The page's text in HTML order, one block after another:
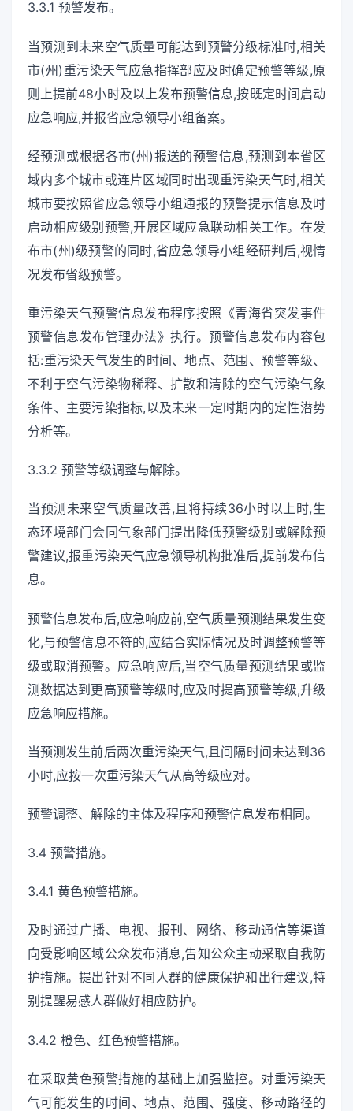
3.3.1 预警发布。
当预测到未来空气质量可能达到预警分级标准时,相关
市(州)重污染天气应急指挥部应及时确定预警等级,原
则上提前48小时及以上发布预警信息,按既定时间启动
应急响应,并报省应急领导小组备案。
经预测或根据各市(州)报送的预警信息,预测到本省区
域内多个城市或连片区域同时出现重污染天气时,相关
城市要按照省应急领导小组通报的预警提示信息及时
启动相应级别预警,开展区域应急联动相关工作。在发
布市(州)级预警的同时,省应急领导小组经研判后,视情
况发布省级预警。
重污染天气预警信息发布程序按照《青海省突发事件
预警信息发布管理办法》执行。预警信息发布内容包
括:重污染天气发生的时间、地点、范围、预警等级、
不利于空气污染物稀释、扩散和清除的空气污染气象
条件、主要污染指标,以及未来一定时期内的定性潜势
分析等。
3.3.2 预警等级调整与解除。
当预测未来空气质量改善,且将持续36小时以上时,生
态环境部门会同气象部门提出降低预警级别或解除预
警建议,报重污染天气应急领导机构批准后,提前发布信
息。
预警信息发布后,应急响应前,空气质量预测结果发生变
化,与预警信息不符的,应结合实际情况及时调整预警等
级或取消预警。应急响应后,当空气质量预测结果或监
测数据达到更高预警等级时,应及时提高预警等级,升级
应急响应措施。
当预测发生前后两次重污染天气,且间隔时间未达到36
小时,应按一次重污染天气从高等级应对。
预警调整、解除的主体及程序和预警信息发布相同。
3.4 预警措施。
3.4.1 黄色预警措施。
及时通过广播、电视、报刊、网络、移动通信等渠道
向受影响区域公众发布消息,告知公众主动采取自我防
护措施。提出针对不同人群的健康保护和出行建议,特
别提醒易感人群做好相应防护。
3.4.2 橙色、红色预警措施。
在采取黄色预警措施的基础上加强监控。对重污染天
气可能发生的时间、地点、范围、强度、移动路径的